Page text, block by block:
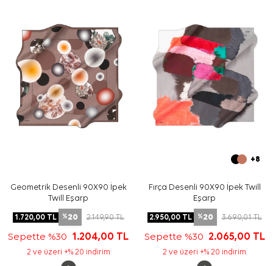
Yıkama ve bakım için ürün etiketindeki talimatları
izleyiniz. İpek ve hassas eşarplarda elde hassas bakım
veya leke temizliği gerektiğinde
Aker İpek Eşarp
Şampuanıtercih edebilirsiniz.
Sıkça Sorulan Sorular
Bej İpek Kare Çizgili Eşarp ölçüsü nedir?
Bu eşarp hangi malzemeden üretilmiştir?
Deseninde hangi renkler öne çıkar?
Geometrik Desenli 90X90 İpek
Twill Eşarp
1.720,00TL %20 2.149,90TL
Sepette %30 1.204,00 TL
2 ve üzeri +% 20 indirim
+8
Fırça Desenli 90X90 İpek Twill
Eşarp
2.950,00TL %20 3.690,01TL
Sepette %30 2.065,00 TL
2 ve üzeri +% 20 indirim